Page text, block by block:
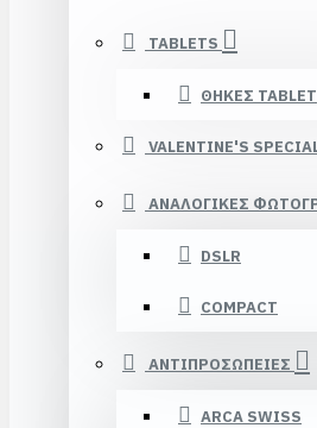
TABLETS
ΘΗΚΕΣ TABLET
VALENTINE'S
ΑΝΑΛΟΓΙΚΕΣ
DSLR
COMPACT
ΑΝΤΙΠΡΟΣΩΠΕΙΕΣ
ARCA SWISS